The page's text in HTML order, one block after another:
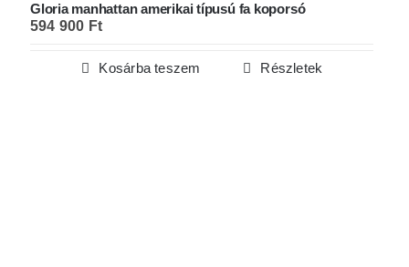
Gloria manhattan amerikai típusú fa koporsó
594 900 Ft
Kosárba teszem Részletek